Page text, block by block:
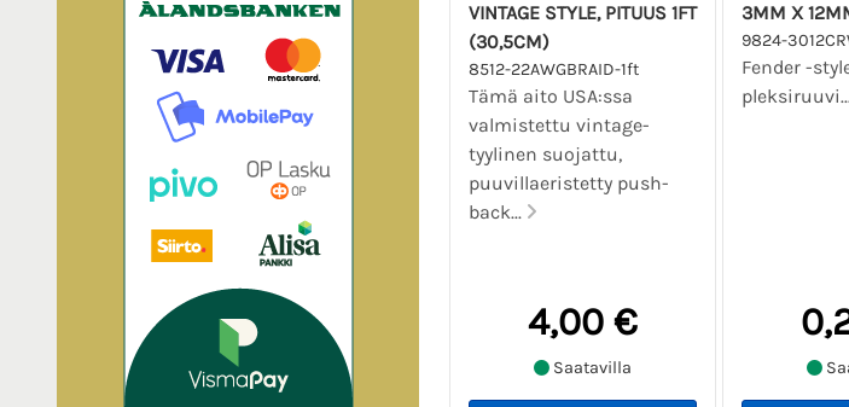
VINTAGE STYLE, PITUUS 1FT
(30,5CM)
8512-22AWGBRAID-1ft
Tämä aito USA:ssa
valmistettu vintage-
tyylinen suojattu,
puuvillaeristetty push-
back...
4,00 €
Saatavilla
3MM X
9824-
Fender -